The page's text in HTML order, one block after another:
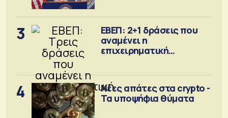
3
ΕΒΕΠ: 2+1 δράσεις που
αναμένει η
επιχειρηματική
4
Νέες απάτες στα crypto -
Τα υποψήφια θύματα